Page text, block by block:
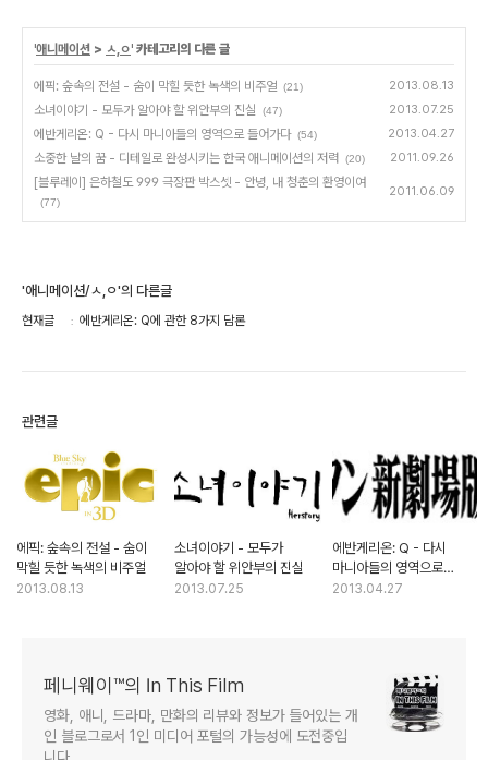
'애니메이션 > ㅅ,ㅇ' 카테고리의 다른 글
에픽: 숲속의 전설 - 숨이 막힐 듯한 녹색의 비주얼 (21) 2013.08.13
소녀이야기 - 모두가 알아야 할 위안부의 진실 (47) 2013.07.25
에반게리온: Q - 다시 마니아들의 영역으로 들어가다 (54) 2013.04.27
소중한 날의 꿈 - 디테일로 완성시키는 한국 애니메이션의 저력 (20) 2011.09.26
[블루레이] 은하철도 999 극장판 박스셋 - 안녕, 내 청춘의 환영이여
(77)
2011.06.09
'애니메이션/ㅅ,ㅇ'의 다른글
현재글 에반게리온: Q에 관한 8가지 담론
관련글
에픽: 숲속의 전설 - 숨이
막힐 듯한 녹색의 비주얼
2013.08.13
소녀이야기 - 모두가
알아야 할 위안부의 진실
2013.07.25
에반게리온: Q - 다시
마니아들의 영역으로
들어가다
2013.04.27
페니웨이™의 In This Film
영화, 애니, 드라마, 만화의 리뷰와 정보가 들어있는 개
인 블로그로서 1인 미디어 포털의 가능성에 도전중입